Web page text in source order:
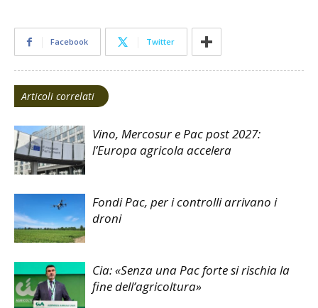
Facebook Twitter
Articoli correlati
Vino, Mercosur e Pac post 2027:
l’Europa agricola accelera
Fondi Pac, per i controlli arrivano i
droni
Cia: «Senza una Pac forte si rischia la
fine dell’agricoltura»